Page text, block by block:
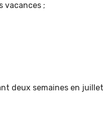
vacances ;
deux semaines en